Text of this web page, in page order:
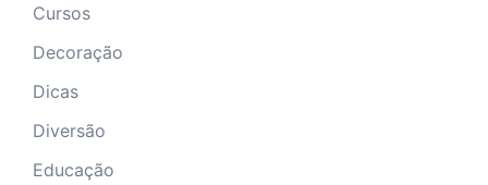
Cursos
Decoração
Dicas
Diversão
Educação